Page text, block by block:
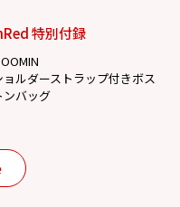
特別付録
ョルダーストラップ付きボス
ンバッグ